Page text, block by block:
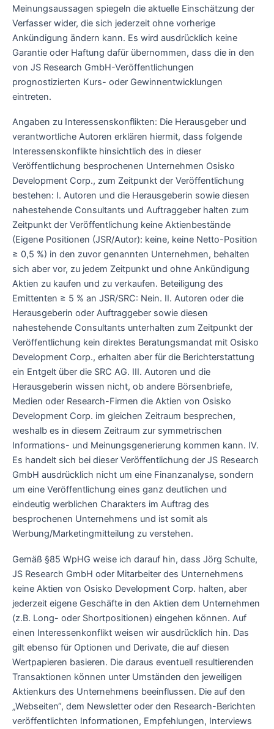
Meinungsaussagen spiegeln die aktuelle Einschätzung der
Verfasser wider, die sich jederzeit ohne vorherige
Ankündigung ändern kann. Es wird ausdrücklich keine
Garantie oder Haftung dafür übernommen, dass die in den
von JS Research GmbH-Veröffentlichungen
prognostizierten Kurs- oder Gewinnentwicklungen
eintreten.
Angaben zu Interessenskonflikten: Die Herausgeber und
verantwortliche Autoren erklären hiermit, dass folgende
Interessenskonflikte hinsichtlich des in dieser
Veröffentlichung besprochenen Unternehmen Osisko
Development Corp., zum Zeitpunkt der Veröffentlichung
bestehen: I. Autoren und die Herausgeberin sowie diesen
nahestehende Consultants und Auftraggeber halten zum
Zeitpunkt der Veröffentlichung keine Aktienbestände
(Eigene Positionen (JSR/Autor): keine, keine Netto-Position
≥ 0,5 %) in den zuvor genannten Unternehmen, behalten
sich aber vor, zu jedem Zeitpunkt und ohne Ankündigung
Aktien zu kaufen und zu verkaufen. Beteiligung des
Emittenten ≥ 5 % an JSR/SRC: Nein. II. Autoren oder die
Herausgeberin oder Auftraggeber sowie diesen
nahestehende Consultants unterhalten zum Zeitpunkt der
Veröffentlichung kein direktes Beratungsmandat mit Osisko
Development Corp., erhalten aber für die Berichterstattung
ein Entgelt über die SRC AG. III. Autoren und die
Herausgeberin wissen nicht, ob andere Börsenbriefe,
Medien oder Research-Firmen die Aktien von Osisko
Development Corp. im gleichen Zeitraum besprechen,
weshalb es in diesem Zeitraum zur symmetrischen
Informations- und Meinungsgenerierung kommen kann. IV.
Es handelt sich bei dieser Veröffentlichung der JS Research
GmbH ausdrücklich nicht um eine Finanzanalyse, sondern
um eine Veröffentlichung eines ganz deutlichen und
eindeutig werblichen Charakters im Auftrag des
besprochenen Unternehmens und ist somit als
Werbung/Marketingmitteilung zu verstehen.
Gemäß §85 WpHG weise ich darauf hin, dass Jörg Schulte,
JS Research GmbH oder Mitarbeiter des Unternehmens
keine Aktien von Osisko Development Corp. halten, aber
jederzeit eigene Geschäfte in den Aktien dem Unternehmen
(z.B. Long- oder Shortpositionen) eingehen können. Auf
einen Interessenkonflikt weisen wir ausdrücklich hin. Das
gilt ebenso für Optionen und Derivate, die auf diesen
Wertpapieren basieren. Die daraus eventuell resultierenden
Transaktionen können unter Umständen den jeweiligen
Aktienkurs des Unternehmens beeinflussen. Die auf den
„Webseiten“, dem Newsletter oder den Research-Berichten
veröffentlichten Informationen, Empfehlungen, Interviews